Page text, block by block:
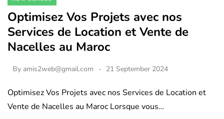
Optimisez Vos Projets avec nos
Services de Location et Vente de
Nacelles au Maroc
By amis2web@gmail.com 21 September 2024
Optimisez Vos Projets avec nos Services de Location et
Vente de Nacelles au Maroc Lorsque vous…